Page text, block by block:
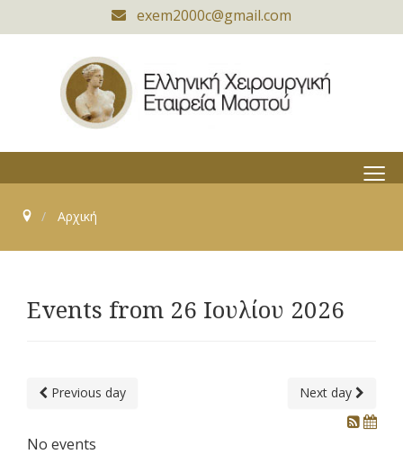
exem2000c@gmail.com
≡
Αρχική
Events from 26 Ιουλίου 2026
Previous day Next day
No events